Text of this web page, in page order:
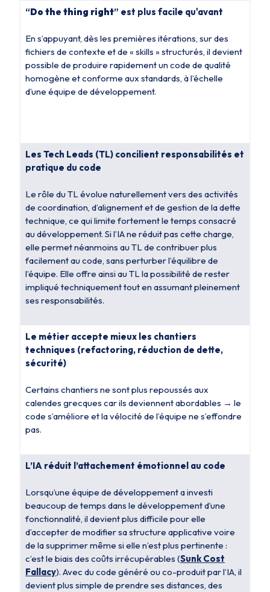
“Do the thing right” est plus facile qu'avant
En s’appuyant, dès les premières itérations, sur des
fichiers de contexte et de « skills » structurés, il devient
possible de produire rapidement un code de qualité
homogène et conforme aux standards, à l’échelle
d’une équipe de développement.
Les Tech Leads (TL) concilient responsabilités et
pratique du code
Le rôle du TL évolue naturellement vers des activités
de coordination, d’alignement et de gestion de la dette
technique, ce qui limite fortement le temps consacré
au développement. Si l’IA ne réduit pas cette charge,
elle permet néanmoins au TL de contribuer plus
facilement au code, sans perturber l’équilibre de
l’équipe. Elle offre ainsi au TL la possibilité de rester
impliqué techniquement tout en assumant pleinement
ses responsabilités.
Le métier accepte mieux les chantiers
techniques (refactoring, réduction de dette,
sécurité)
Certains chantiers ne sont plus repoussés aux
calendes grecques car ils deviennent abordables → le
code s’améliore et la vélocité de l’équipe ne s’effondre
pas.
L’IA réduit l’attachement émotionnel au code
Lorsqu’une équipe de développement a investi
beaucoup de temps dans le développement d’une
fonctionnalité, il devient plus difficile pour elle
d’accepter de modifier sa structure applicative voire
de la supprimer même si elle n’est plus pertinente :
c’est le biais des coûts irrécupérables (Sunk Cost
Fallacy). Avec du code généré ou co-produit par l’IA, il
devient plus simple de prendre ses distances, des